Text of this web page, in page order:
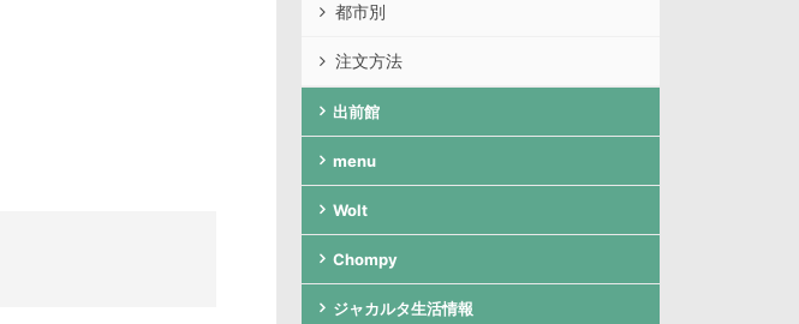
都市別
注文方法
出前館
menu
Wolt
Chompy
ジャカルタ生活情報